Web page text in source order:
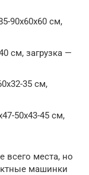
90х60х60 см,
см, загрузка —
35 см,
50х43-45 см,
места, но
машинки